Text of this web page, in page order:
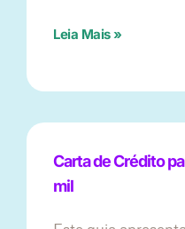
Leia Mais »
Carta de Crédito
mil